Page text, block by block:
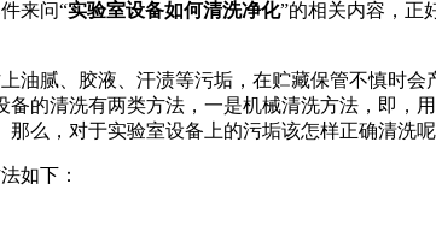
来问“实验室设备如何清洗净化”的相关内容，正
油腻、胶液、汗渍等污垢，在贮藏保管不慎时
备的清洗有两类方法，一是机械清洗方法，即，
那么，对于实验室设备上的污垢该怎样正确清洗呢
如下：